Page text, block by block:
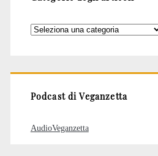
Categorie
Podcast di Veganzetta
AudioVeganzetta